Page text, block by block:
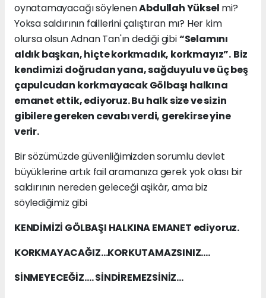
oynatamayacağı söylenenAbdullah Yüksel mi?
Yoksa saldırının faillerini çalıştıran mı? Her kim
olursa olsun Adnan Tan'ın dediği gibi“Selamını
aldık başkan, hiçte korkmadık, korkmayız”. Biz
kendimizi doğrudan yana, sağduyulu ve üç beş
çapulcudan korkmayacak Gölbaşı halkına
emanet ettik, ediyoruz. Bu halk size ve sizin
gibilere gereken cevabı verdi, gerekirse yine
verir.
Bir sözümüzde güvenliğimizden sorumlu devlet
büyüklerine artık fail aramanıza gerek yok olası bir
saldırının nereden geleceği aşikâr, ama biz
söylediğimiz gibi
KENDİMİZİ GÖLBAŞI HALKINA EMANET ediyoruz.
KORKMAYACAĞIZ…KORKUTAMAZSINIZ….
SİNMEYECEĞİZ…. SİNDİREMEZSİNİZ…